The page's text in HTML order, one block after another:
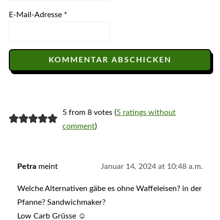
E-Mail-Adresse *
5 from 8 votes (5 ratings without
comment)
Petra meint Januar 14, 2024 at 10:48 a.m.
Welche Alternativen gäbe es ohne Waffeleisen? in der
Pfanne? Sandwichmaker?
Low Carb Grüsse ☺️